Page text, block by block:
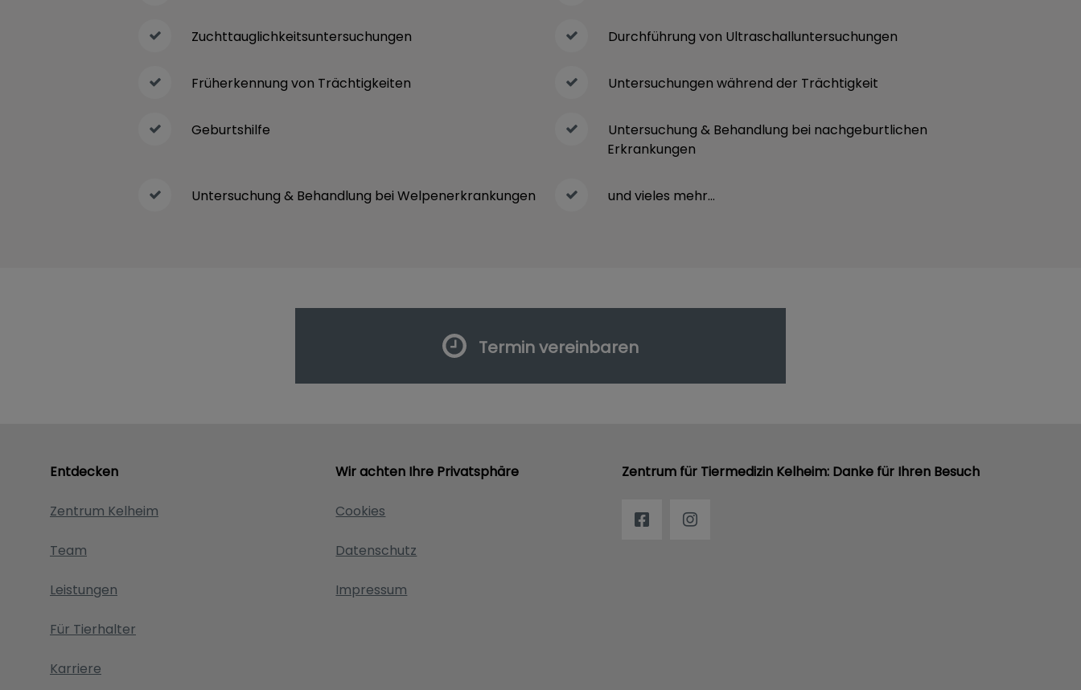
Zuchttauglichkeitsuntersuchungen Durchführung von Ultraschalluntersuchungen
Früherkennung von Trächtigkeiten Untersuchungen während der Trächtigkeit
Geburtshilfe
Untersuchung & Behandlung bei nachgeburtlichen
Erkrankungen
Untersuchung & Behandlung bei Welpenerkrankungen und vieles mehr…
Termin vereinbaren
Entdecken
Zentrum Kelheim
Team
Leistungen
Für Tierhalter
Karriere
Wir achten Ihre Privatsphäre
Cookies
Datenschutz
Impressum
Zentrum für Tiermedizin Kelheim: Danke für Ihren Besuch